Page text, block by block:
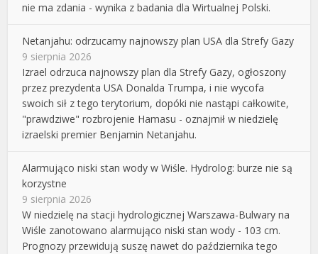
nie ma zdania - wynika z badania dla Wirtualnej Polski.
Netanjahu: odrzucamy najnowszy plan USA dla Strefy Gazy
9 sierpnia 2026
Izrael odrzuca najnowszy plan dla Strefy Gazy, ogłoszony
przez prezydenta USA Donalda Trumpa, i nie wycofa
swoich sił z tego terytorium, dopóki nie nastąpi całkowite,
"prawdziwe" rozbrojenie Hamasu - oznajmił w niedzielę
izraelski premier Benjamin Netanjahu.
Alarmująco niski stan wody w Wiśle. Hydrolog: burze nie są
korzystne
9 sierpnia 2026
W niedzielę na stacji hydrologicznej Warszawa-Bulwary na
Wiśle zanotowano alarmująco niski stan wody - 103 cm.
Prognozy przewidują suszę nawet do października tego